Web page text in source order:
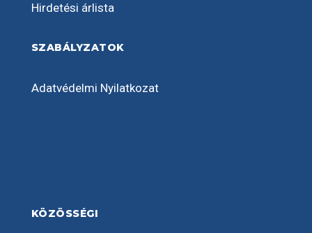
Hirdetési árlista
SZABÁLYZATOK
Adatvédelmi Nyilatkozat
KÖZÖSSÉGI